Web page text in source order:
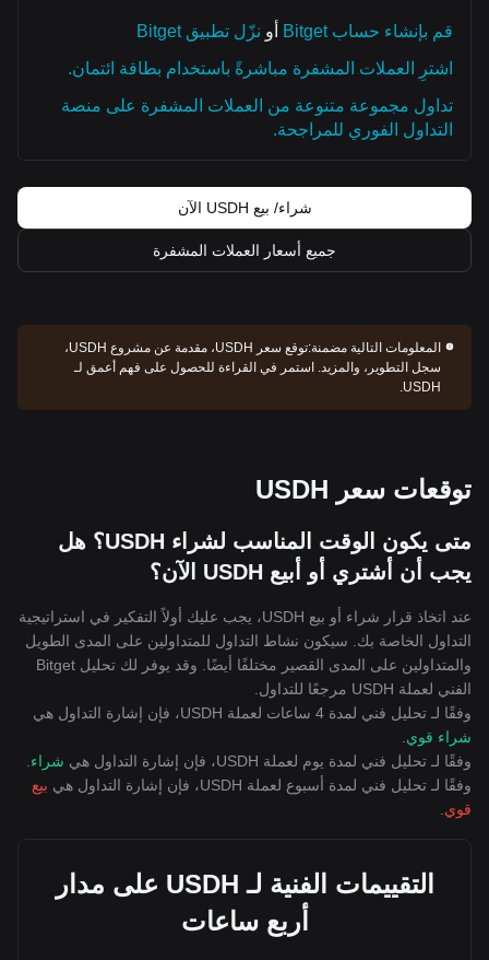
قم بإنشاء حساب Bitget أو نزّل تطبيق Bitget
اشترِ العملات المشفرة مباشرةً باستخدام بطاقة ائتمان.
تداول مجموعة متنوعة من العملات المشفرة على منصة
التداول الفوري للمراجحة.
شراء/ بيع USDH الآن
جميع أسعار العملات المشفرة
المعلومات التالية مضمنة:
توقع سعر USDH، مقدمة عن مشروع USDH،
سجل التطوير، والمزيد. استمر في القراءة للحصول على فهم أعمق لـ
USDH.
توقعات سعر USDH
متى يكون الوقت المناسب لشراء USDH؟ هل
يجب أن أشتري أو أبيع USDH الآن؟
عند اتخاذ قرار شراء أو بيع USDH، يجب عليك أولاً التفكير في استراتيجية
التداول الخاصة بك. سيكون نشاط التداول للمتداولين على المدى الطويل
والمتداولين على المدى القصير مختلفًا أيضًا. وقد يوفر لك تحليل Bitget
الفني لعملة USDH مرجعًا للتداول.
وفقًا لـ تحليل فني لمدة 4 ساعات لعملة USDH، فإن إشارة التداول هي
شراء قوي
وفقًا لـ تحليل فني لمدة يوم لعملة USDH، فإن إشارة التداول هي
شراء
وفقًا لـ تحليل فني لمدة أسبوع لعملة USDH، فإن إشارة التداول هي
بيع
قوي
التقييمات الفنية لـ USDH على مدار
أربع ساعات